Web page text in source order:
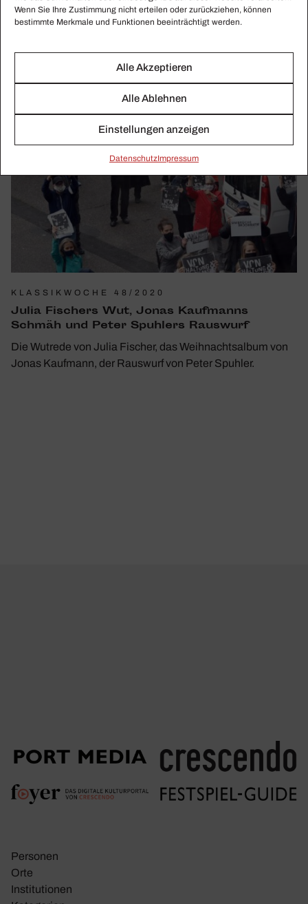
Wenn Sie Ihre Zustimmung nicht erteilen oder zurückziehen, können
bestimmte Merkmale und Funktionen beeinträchtigt werden.
Alle Akzeptieren
Alle Ablehnen
Einstellungen anzeigen
Daten­schutzImpressum
KLASSIKWOCHE 48/2020
Julia Fischers Wut, Jonas Kauf­manns
Schmäh und Peter Spuh­lers Raus­wurf
Die Wutrede von Julia Fischer, das Weihnachtsalbum von
Jonas Kaufmann, der Rauswurf von Peter Spuhler.
Personen
Orte
Insti­tu­tionen